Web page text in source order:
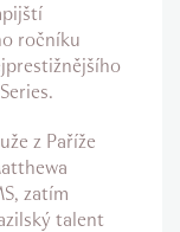
ročníku
z Paříže
zatím
talent